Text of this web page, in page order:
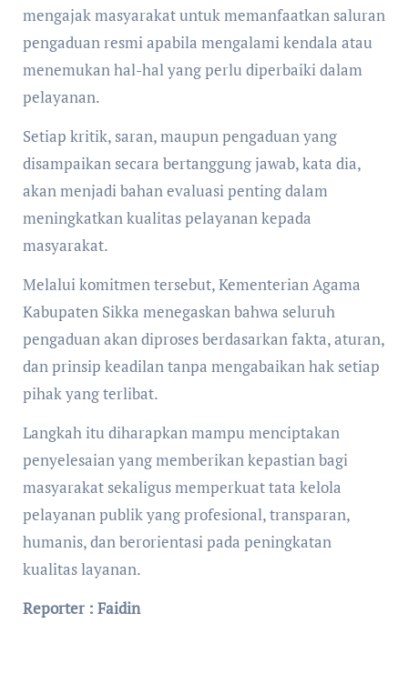
mengajak masyarakat untuk memanfaatkan saluran
pengaduan resmi apabila mengalami kendala atau
menemukan hal-hal yang perlu diperbaiki dalam
pelayanan.
Setiap kritik, saran, maupun pengaduan yang
disampaikan secara bertanggung jawab, kata dia,
akan menjadi bahan evaluasi penting dalam
meningkatkan kualitas pelayanan kepada
masyarakat.
Melalui komitmen tersebut, Kementerian Agama
Kabupaten Sikka menegaskan bahwa seluruh
pengaduan akan diproses berdasarkan fakta, aturan,
dan prinsip keadilan tanpa mengabaikan hak setiap
pihak yang terlibat.
Langkah itu diharapkan mampu menciptakan
penyelesaian yang memberikan kepastian bagi
masyarakat sekaligus memperkuat tata kelola
pelayanan publik yang profesional, transparan,
humanis, dan berorientasi pada peningkatan
kualitas layanan.
Reporter : Faidin